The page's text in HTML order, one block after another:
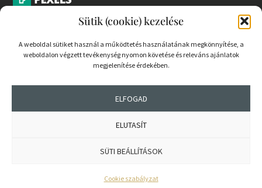
Sütik (cookie) kezelése
A weboldal sütiket használ a működtetés használatának megkönnyítése, a
weboldalon végzett tevékenység nyomon követése és releváns ajánlatok
megjelenítése érdekében.
ELFOGAD
ELUTASÍT
SÜTI BEÁLLÍTÁSOK
Cookie szabályzat
PARTNEREK